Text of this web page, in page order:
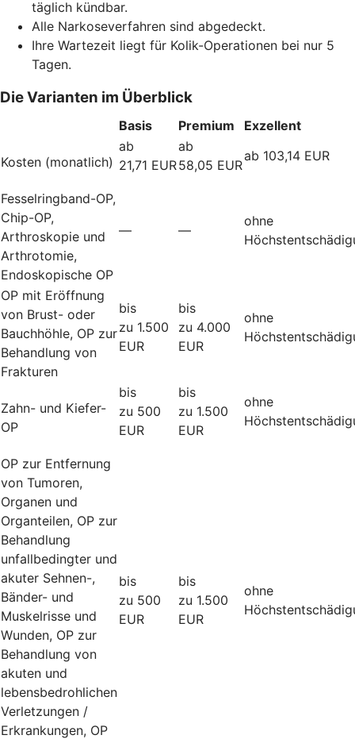
täglich kündbar.
Alle Narkoseverfahren sind abgedeckt.
Ihre Wartezeit liegt für Kolik-Operationen bei nur 5
Tagen.
Die Varianten im Überblick
Basis Premium Exzellent
Kosten (monatlich)
ab
21,71 EUR
ab
58,05 EUR
ab 103,14 EUR
Fesselringband-OP,
Chip-OP,
Arthroskopie und
Arthrotomie,
Endoskopische OP
— —
ohne
OP mit Eröffnung
von Brust- oder
Bauchhöhle, OP zur
Behandlung von
Frakturen
bis
zu 1.500
EUR
bis
zu 4.000
EUR
ohne
Zahn- und Kiefer-
OP
bis
zu 500
EUR
bis
zu 1.500
EUR
ohne
OP zur Entfernung
von Tumoren,
Organen und
Organteilen, OP zur
Behandlung
unfallbedingter und
akuter Sehnen-,
Bänder- und
Muskelrisse und
Wunden, OP zur
Behandlung von
akuten und
lebensbedrohlichen
Verletzungen /
Erkrankungen, OP
bis
zu 500
EUR
bis
zu 1.500
EUR
ohne